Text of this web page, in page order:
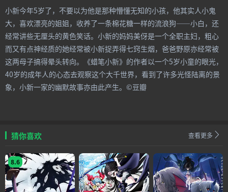
小新今年5岁了，不要以为他是那种懵懂无知的小孩，他其实人小鬼
大，喜欢漂亮的姐姐，收养了一条棉花糖一样的流浪狗——小白，还
经常讲些无厘头的黄色笑话。小新的妈妈美伢是一个全职主妇，粗心
而又有点神经质的她经常被小新捉弄得七窍生烟，爸爸野原亦经常被
这两母子搞得晕头转向。《蜡笔小新》的作者以一个5岁小童的眼光，
40岁的成年人的心态去观察这个大千世界，看到了许多光怪陆离的景
象，小新一家的幽默故事亦由此产生。©豆瓣
猜你喜欢 查看更多
8.6